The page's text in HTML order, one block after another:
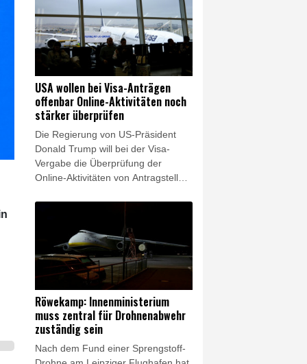
Gesprächen solle es um die
Stärkung der Demokratie und die
Garantie politischer Rechte gehen,
hieß es am Donnerstag beim
Zusammentreffen beider Seiten.
Zudem solle gemeinsam über das
weitere Vorgehen nach dem
schweren Doppel-Erdbeben gehen,
bei dem Ende Juni mehr als 6000
Menschen getötet wurden.
USA wollen bei Visa-Anträgen
offenbar Online-Aktivitäten noch
stärker überprüfen
Die Regierung von US-Präsident
Donald Trump will bei der Visa-
Vergabe die Überprüfung der
Online-Aktivitäten von Antragstellern
Überprüfung von Instagram-Konten
weitere Visa-Kategorien ausgedehnt
werden, unter anderem auf
ausländische Journalisten,
berichtete "The Daily Signal". Die
Sprecherin des Weißen Hauses,
Karoline Leavitt, teilte am
Donnerstag auf ihrem X-Konto den
entsprechenden Artikel - ohne ihn
explizit zu bestätigen.
Röwekamp: Innenministerium
muss zentral für Drohnenabwehr
zuständig sein
Nach dem Fund einer Sprengstoff-